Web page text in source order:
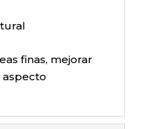
finas, mejorar